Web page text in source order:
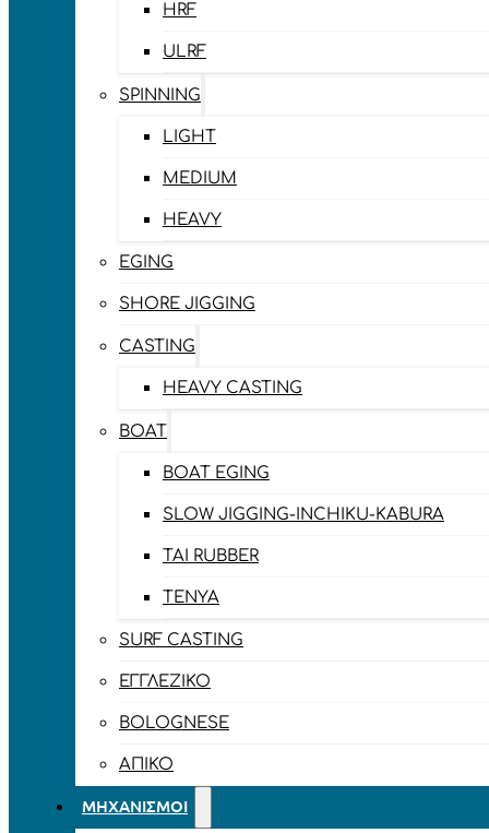
HRF
ULRF
SPINNING
LIGHT
MEDIUM
HEAVY
EGING
SHORE JIGGING
CASTING
HEAVY CASTING
BOAT
BOAT EGING
SLOW JIGGING-INCHIKU-KABURA
TAI RUBBER
TENYA
SURF CASTING
ΕΓΓΛΈΖΙΚΟ
BOLOGNESE
ΑΠΊΚΟ
ΜΗΧΑΝΙΣΜΟΊ